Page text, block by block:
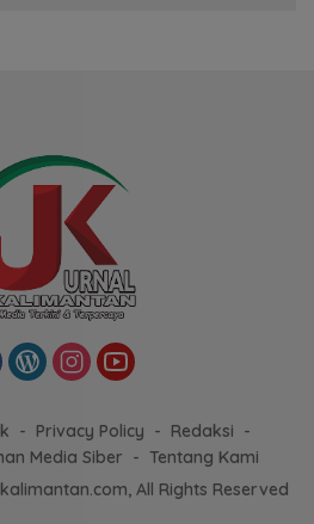
Privacy Policy
Redaksi
Media Siber
Tentang Kami
All Rights Reserved